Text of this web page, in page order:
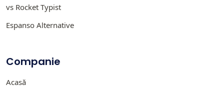
vs Rocket Typist
Espanso Alternative
Companie
Acasă